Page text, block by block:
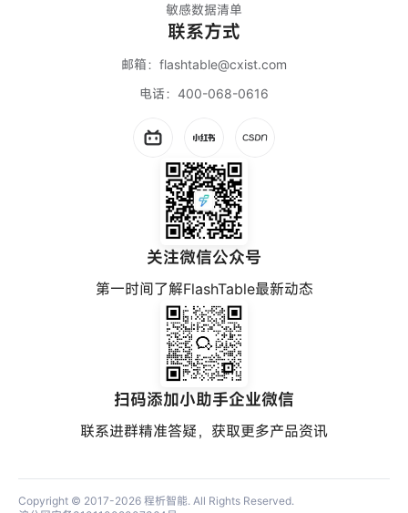
敏感数据清单
联系方式
邮箱： flashtable@cxist.com
电话： 400-068-0616
关注微信公众号
第一时间了解FlashTable最新动态
扫码添加小助手企业微信
联系进群精准答疑，获取更多产品资讯
Copyright © 2017-2026 程析智能. All Rights Reserved.